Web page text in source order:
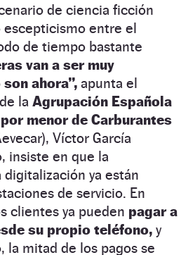
de ciencia ficción
entre el
de tiempo bastante
van a ser muy
ahora”, apunta el
la Agrupación Española
menor de Carburantes
Víctor García
insiste en que la
ya están
de servicio. En
clientes ya pueden pagar a
su propio teléfono, y
la mitad de los pagos se